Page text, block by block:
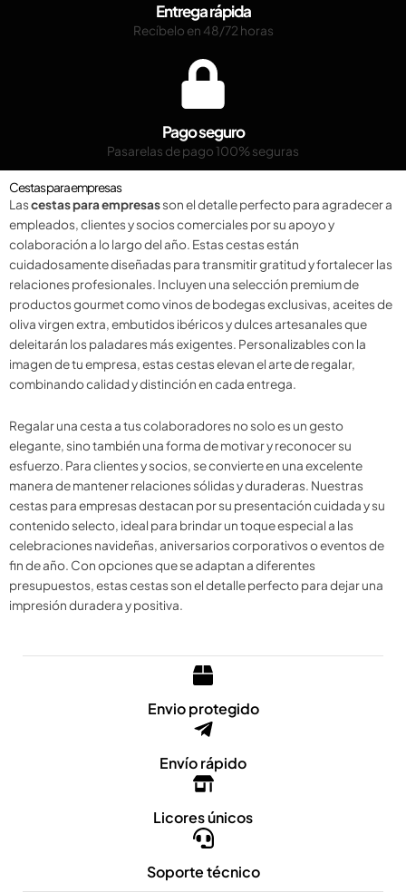
Entrega rápida
Recíbelo en 48/72 horas
Pago seguro
Pasarelas de pago 100% seguras
Cestas para empresas
Lascestas para empresasson el detalle perfecto para agradecer a
empleados, clientes y socios comerciales por su apoyo y
colaboración a lo largo del año. Estas cestas están
cuidadosamente diseñadas para transmitir gratitud y fortalecer las
relaciones profesionales. Incluyen una selección premium de
productos gourmet como vinos de bodegas exclusivas, aceites de
oliva virgen extra, embutidos ibéricos y dulces artesanales que
deleitarán los paladares más exigentes. Personalizables con la
imagen de tu empresa, estas cestas elevan el arte de regalar,
combinando calidad y distinción en cada entrega.
Regalar una cesta a tus colaboradores no solo es un gesto
elegante, sino también una forma de motivar y reconocer su
esfuerzo. Para clientes y socios, se convierte en una excelente
manera de mantener relaciones sólidas y duraderas. Nuestras
cestas para empresas destacan por su presentación cuidada y su
contenido selecto, ideal para brindar un toque especial a las
celebraciones navideñas, aniversarios corporativos o eventos de
fin de año. Con opciones que se adaptan a diferentes
presupuestos, estas cestas son el detalle perfecto para dejar una
impresión duradera y positiva.
Envio protegido
Envío rápido
Licores únicos
Soporte técnico